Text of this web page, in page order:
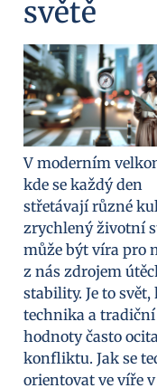
světě
V moderním
kde se každý den
střetávají různé
zrychlený životní
může být víra pro
z nás zdrojem
stability. Je to svět,
technika a tradiční
hodnoty často
konfliktu. Jak se
orientovat ve víře